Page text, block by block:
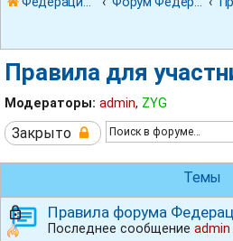
Правила для
Модераторы: admin, ZYG
Закрыто
Темы
Правила форума
Последнее сообщение admin